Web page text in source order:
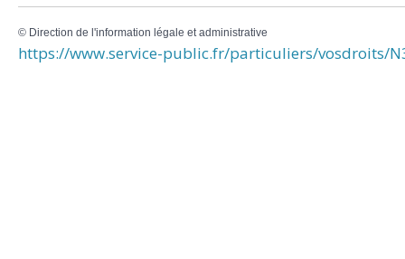
© Direction de l'information légale et administrative
https://www.service-public.fr/particuliers/vosdroits/